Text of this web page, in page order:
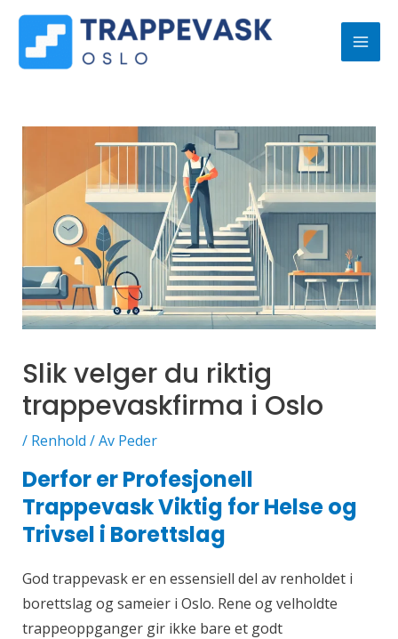
Hopp
Slik velger du riktig
trappevaskfirma i Oslo
/ Renhold / Av Peder
Derfor er Profesjonell
Trappevask Viktig for Helse og
Trivsel i Borettslag
God trappevask er en essensiell del av renholdet i
borettslag og sameier i Oslo. Rene og velholdte
trappeoppganger gir ikke bare et godt